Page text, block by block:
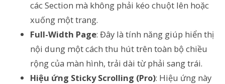
các Section mà không phải kéo chuột lên hoặc
xuống một trang.
Full-Width Page: Đây là tính năng giúp hiển thị
nội dung một cách thu hút trên toàn bộ chiều
rộng của màn hình, trải dài từ phải sang trái.
Hiệu ứng Sticky Scrolling (Pro): Hiệu ứng này